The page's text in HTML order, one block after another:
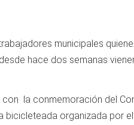
municipales
hace dos semanas
la conmemoración del
bicicleteada organizada por